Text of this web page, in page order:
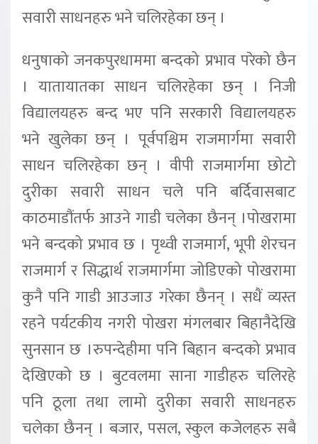
सवारी साधनहरु भने चलिरहेका छन् ।
धनुषाको जनकपुरधाममा बन्दको प्रभाव परेको छैन
। यातायातका साधन चलिरहेका छन् । निजी
विद्यालयहरु बन्द भए पनि सरकारी विद्यालयहरु
भने खुलेका छन् । पूर्वपश्चिम राजमार्गमा सवारी
साधन चलिरहेका छन् । वीपी राजमार्गमा छोटो
दुरीका सवारी साधन चले पनि बर्दिवासबाट
काठमाडौंतर्फ आउने गाडी चलेका छैनन् ।पोखरामा
भने बन्दको प्रभाव छ । पृथ्वी राजमार्ग, भूपी शेरचन
राजमार्ग र सिद्धार्थ राजमार्गमा जोडिएको पोखरामा
कुनै पनि गाडी आउजाउ गरेका छैनन् । सधैं व्यस्त
रहने पर्यटकीय नगरी पोखरा मंगलबार बिहानैदेखि
सुनसान छ ।रुपन्देहीमा पनि बिहान बन्दको प्रभाव
देखिएको छ । बुटवलमा साना गाडीहरु चलिरहे
पनि ठूला तथा लामो दुरीका सवारी साधनहरु
चलेका छैनन् । बजार, पसल, स्कुल कजेलहरु सबै